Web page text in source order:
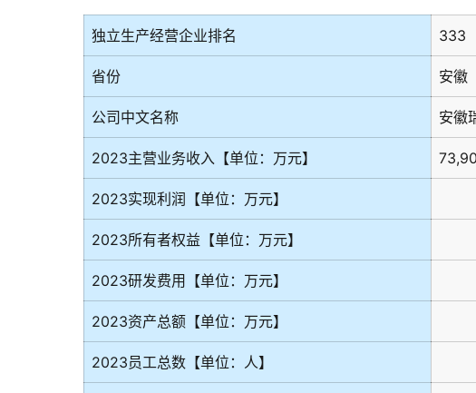
独立生产经营企业排名 333
省份 安徽
公司中文名称 安徽
2023主营业务收入【单位：万元】
2023实现利润【单位：万元】
2023所有者权益【单位：万元】
2023研发费用【单位：万元】
2023资产总额【单位：万元】
2023员工总数【单位：人】